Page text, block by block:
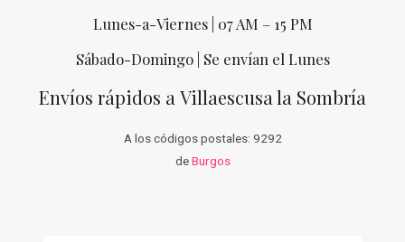
Lunes-a-Viernes | 07 AM – 15 PM
Sábado-Domingo | Se envían el Lunes
Envíos rápidos a Villaescusa la Sombría
A los códigos postales: 9292
deBurgos